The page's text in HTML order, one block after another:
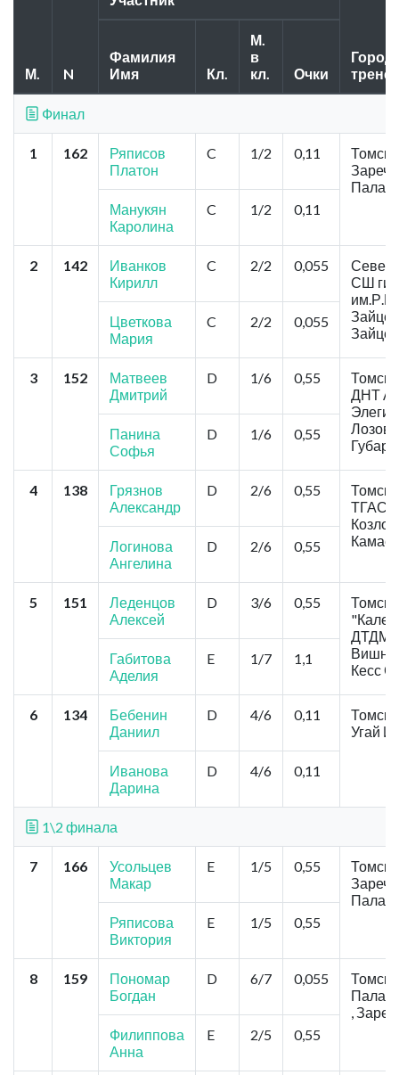
М. N
Фамилия
Имя
Кл.
М.
в
кл.
Очки
Финал
1 162
Ряписов
Платон
C 1/2 0,11
Томск,
Манукян
Каролина
C 1/2 0,11
2 142
Иванков
Кирилл
C 2/2 0,055
СШ
Цветкова
Мария
C 2/2 0,055
3 152
Матвеев
Дмитрий
D 1/6 0,55
ДНТ
Панина
Софья
D 1/6 0,55
4 138
Грязнов
Александр
D 2/6 0,55
Томск,
Логинова
Ангелина
D 2/6 0,55
5 151
Леденцов
Алексей
D 3/6 0,55
Томск,
ДТДМ"
Кесс
Габитова
Аделия
E 1/7 1,1
6 134
Бебенин
Даниил
D 4/6 0,11
Томск,
Угай
Иванова
Дарина
D 4/6 0,11
1\2 финала
7 166
Усольцев
Макар
E 1/5 0,55
Томск,
Ряписова
Виктория
E 1/5 0,55
8 159
Пономар
Богдан
D 6/7 0,055
Томск,
,
Филиппова
Анна
E 2/5 0,55